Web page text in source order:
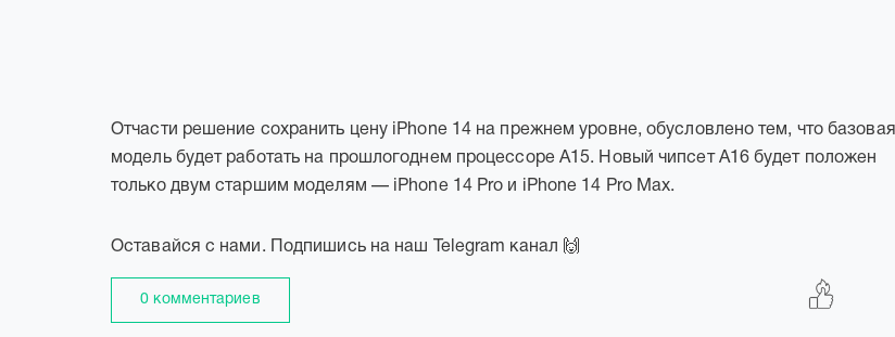
Отчасти решение сохранить цену iPhone 14 на прежнем уровне, обусловлено тем, что базовая
модель будет работать на прошлогоднем процессоре A15. Новый чипсет A16 будет положен
только двум старшим моделям — iPhone 14 Pro и iPhone 14 Pro Max.
Оставайся с нами. Подпишись на наш Telegram канал 🙌
0 комментариев